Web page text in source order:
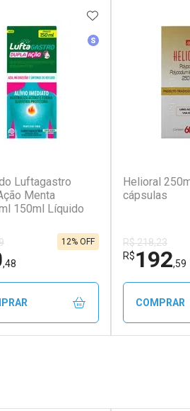
FAVORITOS
Luftagastro
Menta
150ml Líquido
Medicamento
,48
12% OFF
ADICIONAR AOS
Helioral
cápsulas
R$ 218,23
R$192,59
COMPRAR